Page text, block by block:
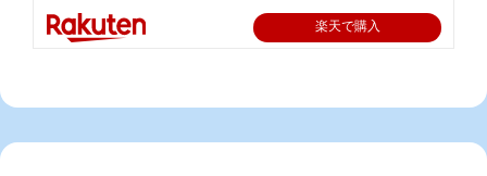
楽天で購入